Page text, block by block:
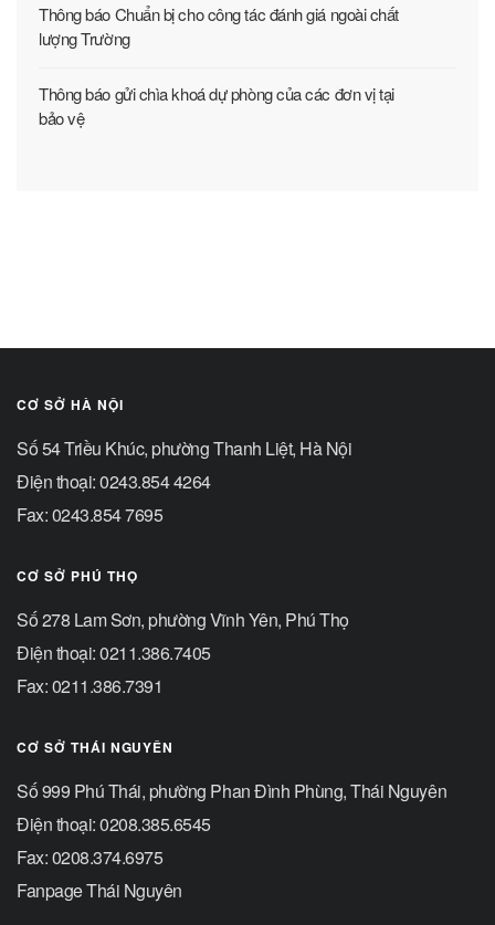
Thông báo Chuẩn bị cho công tác đánh giá ngoài chất
lượng Trường
Thông báo gửi chìa khoá dự phòng của các đơn vị tại
bảo vệ
CƠ SỞ HÀ NỘI
Số 54 Triều Khúc, phường Thanh Liệt, Hà Nội
Điện thoại: 0243.854 4264
Fax: 0243.854 7695
CƠ SỞ PHÚ THỌ
Số 278 Lam Sơn, phường Vĩnh Yên, Phú Thọ
Điện thoại: 0211.386.7405
Fax: 0211.386.7391
CƠ SỞ THÁI NGUYÊN
Số 999 Phú Thái, phường Phan Đình Phùng, Thái Nguyên
Điện thoại: 0208.385.6545
Fax: 0208.374.6975
Fanpage Thái Nguyên